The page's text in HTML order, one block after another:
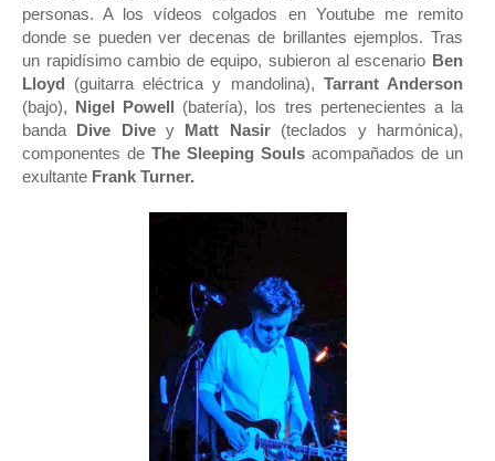
personas. A los vídeos colgados en Youtube me remito
donde se pueden ver decenas de brillantes ejemplos. Tras
un rapidísimo cambio de equipo, subieron al escenario Ben
Lloyd (guitarra eléctrica y mandolina), Tarrant Anderson
(bajo),
Nigel Powell (batería), los tres pertenecientes a la
banda
Dive Divey Matt Nasir (teclados y harmónica),
componentes de The Sleeping Soulsacompañados de un
exultante Frank Turner.